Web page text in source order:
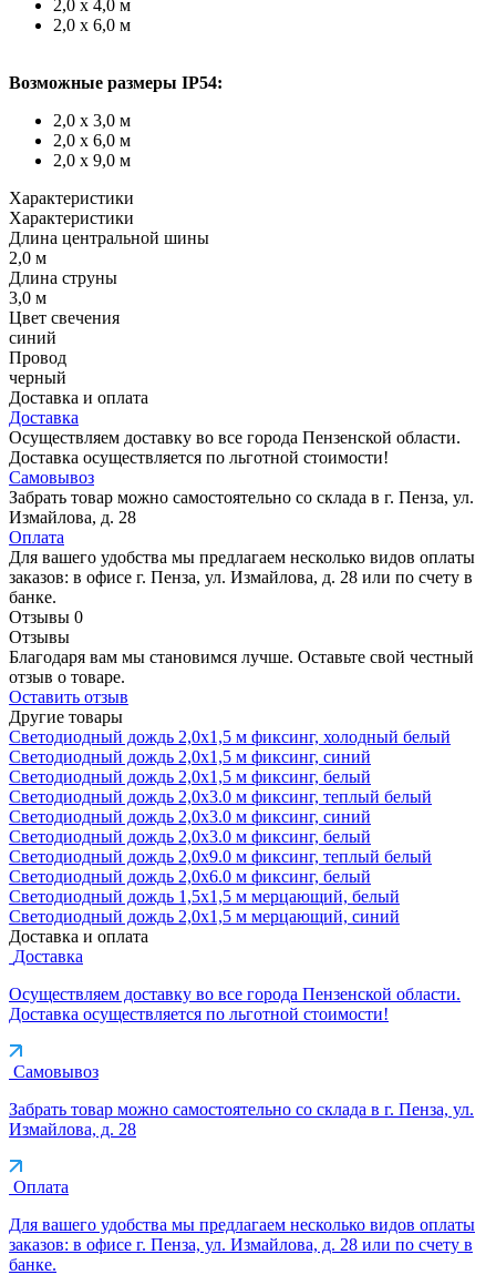
2,0 х 4,0 м
2,0 х 6,0 м
Возможные размеры IP54:
2,0 х 3,0 м
2,0 х 6,0 м
2,0 х 9,0 м
Характеристики
Характеристики
Длина центральной шины
2,0 м
Длина струны
3,0 м
Цвет свечения
синий
Провод
черный
Доставка и оплата
Доставка
Осуществляем доставку во все города Пензенской области.
Доставка осуществляется по льготной стоимости!
Самовывоз
Забрать товар можно самостоятельно со склада в г. Пенза, ул.
Измайлова, д. 28
Оплата
Для вашего удобства мы предлагаем несколько видов оплаты
заказов: в офисе г. Пенза, ул. Измайлова, д. 28 или по счету в
банке.
Отзывы 0
Отзывы
Благодаря вам мы становимся лучше. Оставьте свой честный
отзыв о товаре.
Оставить отзыв
Другие товары
Светодиодный дождь 2,0х1,5 м фиксинг, холодный белый
Светодиодный дождь 2,0х1,5 м фиксинг, синий
Светодиодный дождь 2,0х1,5 м фиксинг, белый
Светодиодный дождь 2,0х3.0 м фиксинг, теплый белый
Светодиодный дождь 2,0х3.0 м фиксинг, синий
Светодиодный дождь 2,0х3.0 м фиксинг, белый
Светодиодный дождь 2,0х9.0 м фиксинг, теплый белый
Светодиодный дождь 2,0х6.0 м фиксинг, белый
Светодиодный дождь 1,5х1,5 м мерцающий, белый
Светодиодный дождь 2,0х1,5 м мерцающий, синий
Доставка и оплата
Доставка
Осуществляем доставку во все города Пензенской области.
Доставка осуществляется по льготной стоимости!
Самовывоз
Забрать товар можно самостоятельно со склада в г. Пенза, ул.
Измайлова, д. 28
Оплата
Для вашего удобства мы предлагаем несколько видов оплаты
заказов: в офисе г. Пенза, ул. Измайлова, д. 28 или по счету в
банке.